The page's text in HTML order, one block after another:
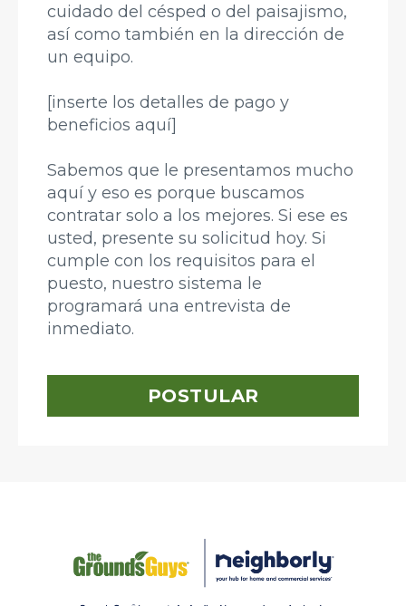
cuidado del césped o del paisajismo,
así como también en la dirección de
un equipo.
[inserte los detalles de pago y
beneficios aquí]
Sabemos que le presentamos mucho
aquí y eso es porque buscamos
contratar solo a los mejores. Si ese es
usted, presente su solicitud hoy. Si
cumple con los requisitos para el
puesto, nuestro sistema le
programará una entrevista de
inmediato.
POSTULAR